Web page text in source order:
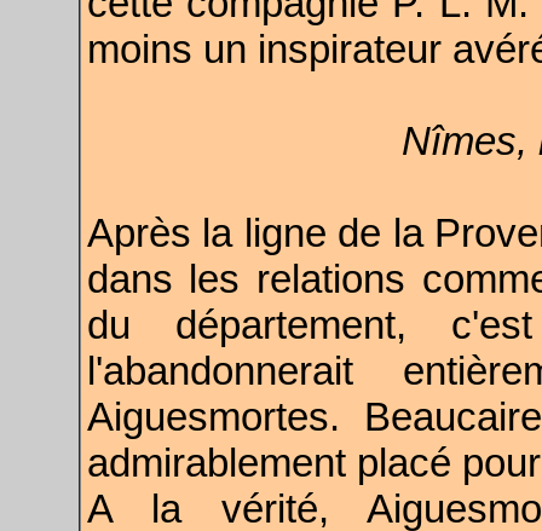
moins un inspirateur
Nîmes,
Après la ligne de la
dans les relations
du département,
l'abandonnerait
Aiguesmortes.
admirablement placé
A la vérité,